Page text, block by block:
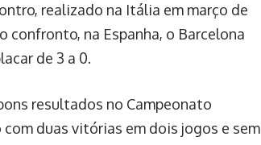
realizado na Itália em março de
confronto, na Espanha, o Barcelona
de 3 a 0.
resultados no Campeonato
duas vitórias em dois jogos e sem